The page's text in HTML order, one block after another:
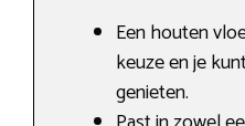
Een houten
keuze en je
genieten.